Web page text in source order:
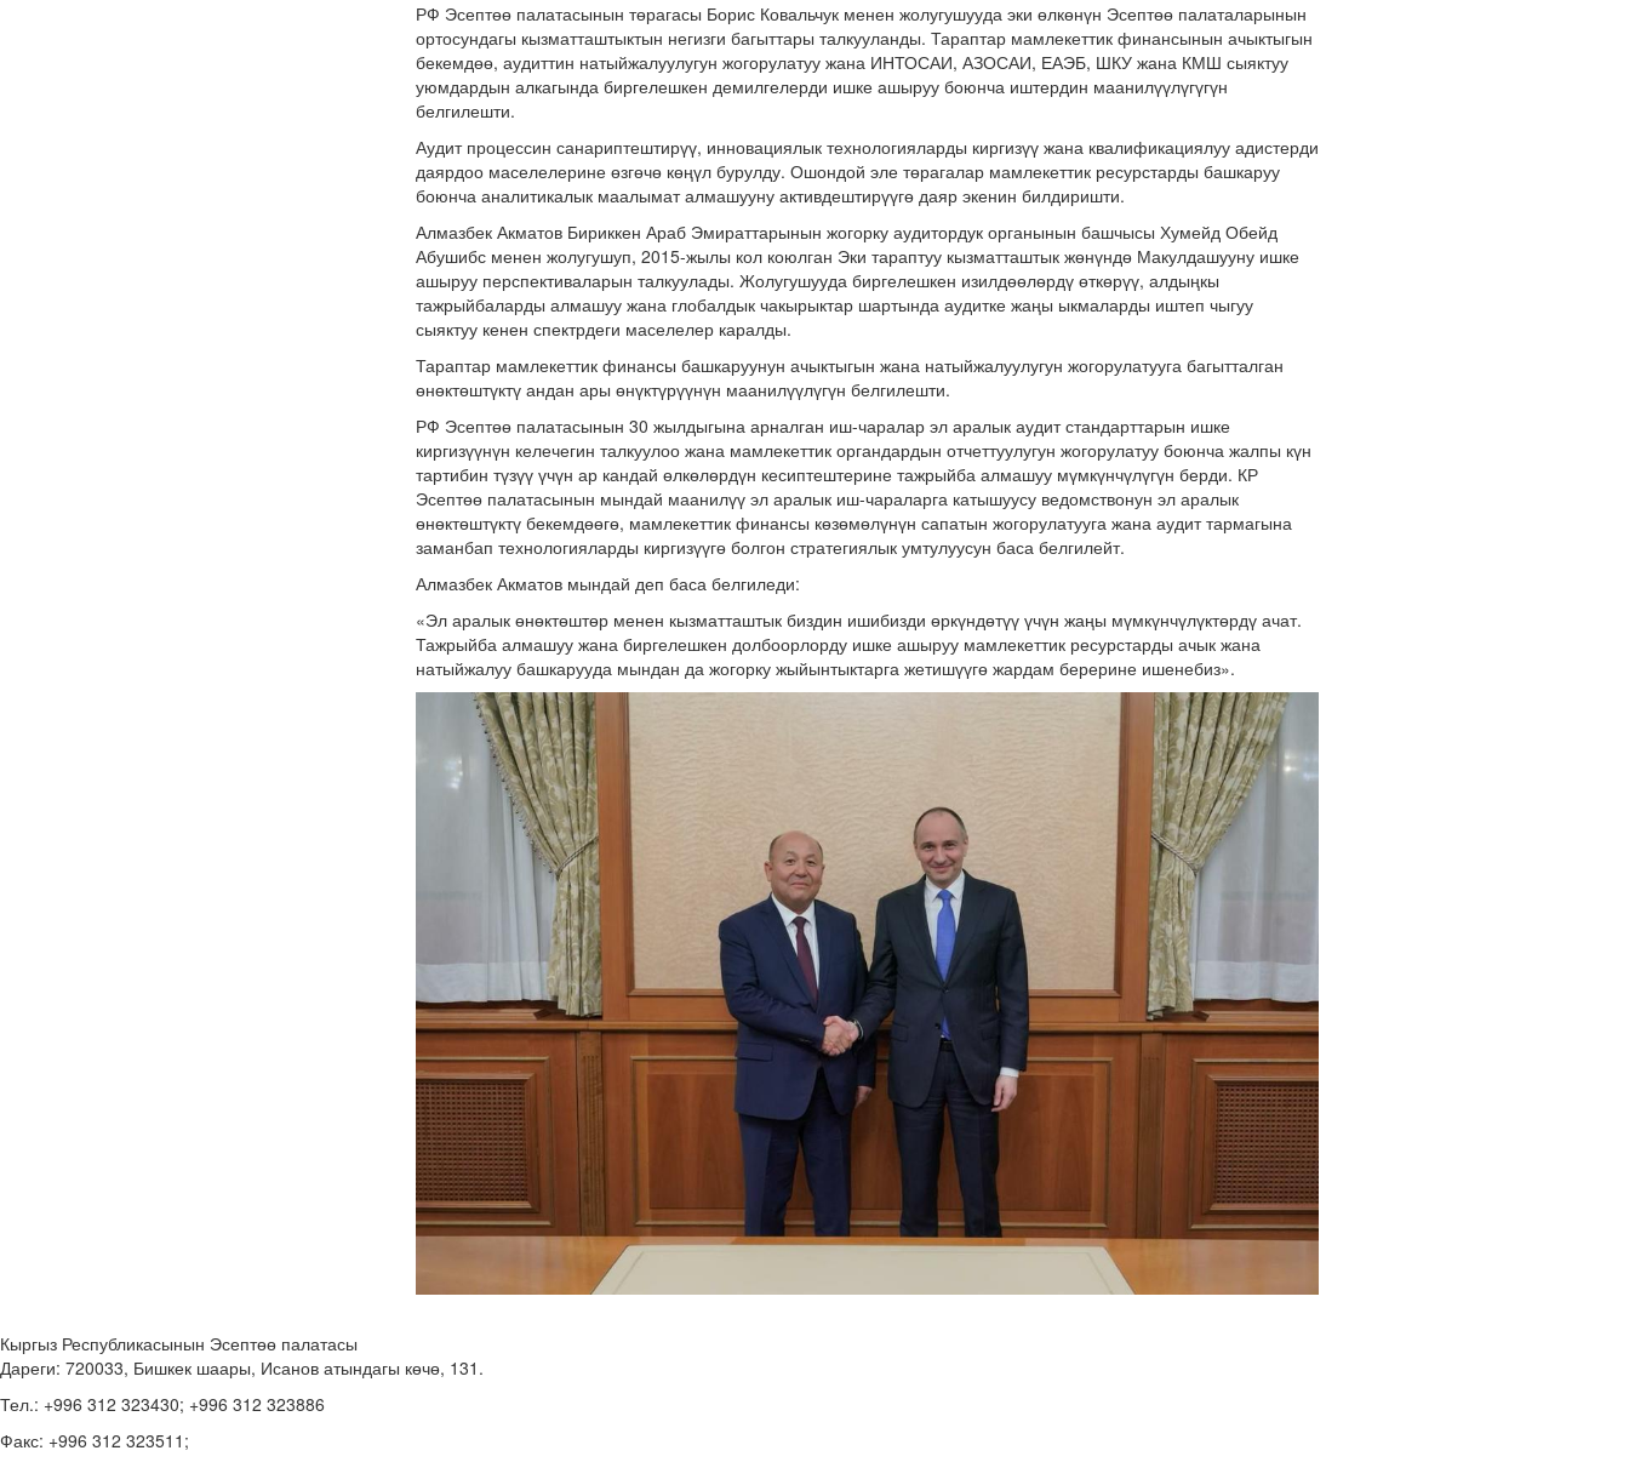
РФ Эсептөө палатасынын төрагасы Борис Ковальчук менен жолугушууда эки өлкөнүн Эсептөө палаталарынын
ортосундагы кызматташтыктын негизги багыттары талкууланды. Тараптар мамлекеттик финансынын ачыктыгын
бекемдөө, аудиттин натыйжалуулугун жогорулатуу жана ИНТОСАИ, АЗОСАИ, ЕАЭБ, ШКУ жана КМШ сыяктуу
уюмдардын алкагында биргелешкен демилгелерди ишке ашыруу боюнча иштердин маанилүүлүгүгүн
белгилешти.
Аудит процессин санариптештирүү, инновациялык технологияларды киргизүү жана квалификациялуу адистерди
даярдоо маселелерине өзгөчө көңүл бурулду. Ошондой эле төрагалар мамлекеттик ресурстарды башкаруу
боюнча аналитикалык маалымат алмашууну активдештирүүгө даяр экенин билдиришти.
Алмазбек Акматов Бириккен Араб Эмираттарынын жогорку аудитордук органынын башчысы Хумейд Обейд
Абушибс менен жолугушуп, 2015-жылы кол коюлган Эки тараптуу кызматташтык жөнүндө Макулдашууну ишке
ашыруу перспективаларын талкуулады. Жолугушууда биргелешкен изилдөөлөрдү өткөрүү, алдыңкы
тажрыйбаларды алмашуу жана глобалдык чакырыктар шартында аудитке жаңы ыкмаларды иштеп чыгуу
сыяктуу кенен спектрдеги маселелер каралды.
Тараптар мамлекеттик финансы башкаруунун ачыктыгын жана натыйжалуулугун жогорулатууга багытталган
өнөктөштүктү андан ары өнүктүрүүнүн маанилүүлүгүн белгилешти.
РФ Эсептөө палатасынын 30 жылдыгына арналган иш-чаралар эл аралык аудит стандарттарын ишке
киргизүүнүн келечегин талкуулоо жана мамлекеттик органдардын отчеттуулугун жогорулатуу боюнча жалпы күн
тартибин түзүү үчүн ар кандай өлкөлөрдүн кесиптештерине тажрыйба алмашуу мүмкүнчүлүгүн берди. КР
Эсептөө палатасынын мындай маанилүү эл аралык иш-чараларга катышуусу ведомствонун эл аралык
өнөктөштүктү бекемдөөгө, мамлекеттик финансы көзөмөлүнүн сапатын жогорулатууга жана аудит тармагына
заманбап технологияларды киргизүүгө болгон стратегиялык умтулуусун баса белгилейт.
Алмазбек Акматов мындай деп баса белгиледи:
«Эл аралык өнөктөштөр менен кызматташтык биздин ишибизди өркүндөтүү үчүн жаңы мүмкүнчүлүктөрдү ачат.
Тажрыйба алмашуу жана биргелешкен долбоорлорду ишке ашыруу мамлекеттик ресурстарды ачык жана
натыйжалуу башкарууда мындан да жогорку жыйынтыктарга жетишүүгө жардам берерине ишенебиз».
Кыргыз Республикасынын Эсептөө палатасы
Дареги: 720033, Бишкек шаары, Исанов атындагы көчө, 131.
Тел.: +996 312 323430; +996 312 323886
Факс: +996 312 323511;